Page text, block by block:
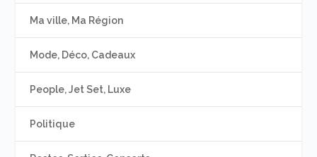
Ma ville, Ma Région
Mode, Déco, Cadeaux
People, Jet Set, Luxe
Politique